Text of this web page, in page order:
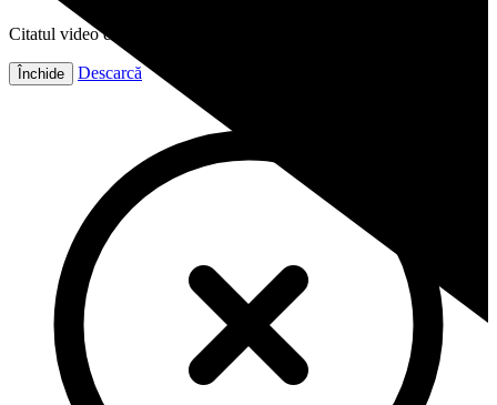
Citatul video este gata!
Închide Descarcă